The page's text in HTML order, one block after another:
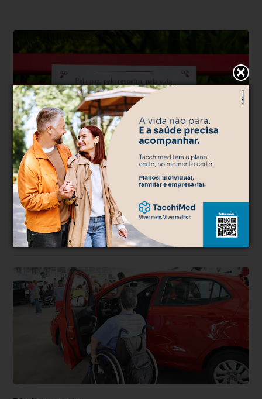
Direito das Mulheres Há 13 horas
Protásio Alves inaugura Banco Vermelho
como símbolo no combate à violência
contra a mulher
Instalado em frente à Prefeitura, monumento busca conscientizar a
comunidade e incentivar denúncias pelo Disque 180